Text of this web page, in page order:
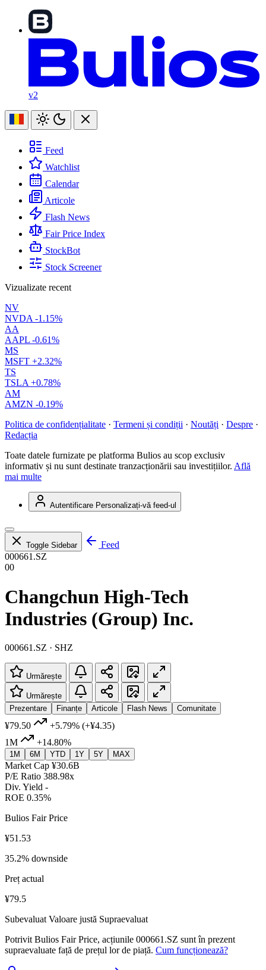
v2
Feed
Watchlist
Calendar
Articole
Flash News
Fair Price Index
StockBot
Stock Screener
Vizualizate recent
NV
NVDA -1.15%
AA
AAPL -0.61%
MS
MSFT +2.32%
TS
TSLA +0.78%
AM
AMZN -0.19%
Politica de confidențialitate · Termeni și condiții · Noutăți · Despre ·
Redacția
Toate datele furnizate pe platforma Bulios au scop exclusiv
informativ și nu sunt destinate tranzacționării sau investițiilor. Află
mai multe
Autentificare Personalizați-vă feed-ul
Toggle Sidebar
Feed
000661.SZ
00
Changchun High-Tech
Industries (Group) Inc.
000661.SZ · SHZ
Urmărește
Urmărește
Prezentare
Finanțe Articole Flash News Comunitate
¥79.50 +5.79% (+¥4.35)
1M
+14.80%
1M 6M YTD 1Y 5Y MAX
Market Cap ¥30.6B
P/E Ratio 388.98x
Div. Yield -
ROE 0.35%
Bulios Fair Price
¥51.53
35.2% downside
Preț actual
¥79.5
Subevaluat Valoare justă Supraevaluat
Potrivit Bulios Fair Price, acțiunile 000661.SZ sunt în prezent
supraevaluate față de prețul lor de piață. Cum funcționează?